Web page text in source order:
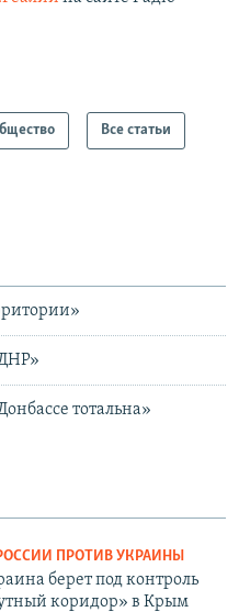
Все статьи
тотальна»
ПРОТИВ УКРАИНЫ
берет под контроль
коридор» в Крым